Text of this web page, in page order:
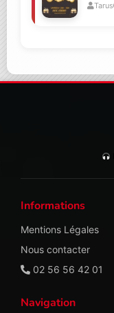
Tarus
Informations
Mentions Légales
Nous contacter
02 56 56 42 01
Navigation